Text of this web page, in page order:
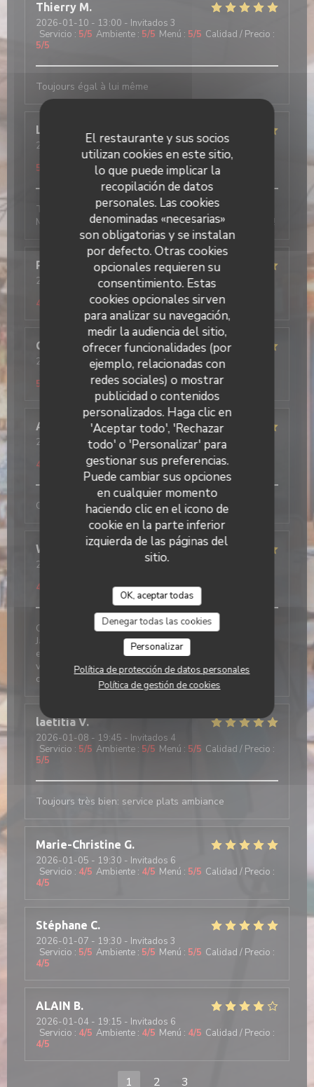
El restaurante y sus socios
utilizan cookies en este sitio,
lo que puede implicar la
recopilación de datos
personales. Las cookies
denominadas «necesarias»
son obligatorias y se instalan
por defecto. Otras cookies
opcionales requieren su
consentimiento. Estas
cookies opcionales sirven
para analizar su navegación,
medir la audiencia del sitio,
ofrecer funcionalidades (por
ejemplo, relacionadas con
redes sociales) o mostrar
publicidad o contenidos
personalizados. Haga clic en
'Aceptar todo', 'Rechazar
todo' o 'Personalizar' para
gestionar sus preferencias.
Puede cambiar sus opciones
en cualquier momento
haciendo clic en el icono de
cookie en la parte inferior
izquierda de las páginas del
sitio.
OK, aceptar todas
Denegar todas las cookies
Personalizar
Política de protección de datos personales
Política de gestión de cookies
Thierry M
2026-01-10 - 13:00 - Invitados 3
Servicio : 5/5 Ambiente : 5/5 Menú : 5/5 Calidad / Precio :
5/5
Toujours égal à lui même
Luis
2026-01-10- 12:45 - Invitados 2
5/5 Ambiente:5/5 Menú :5/5 Calidad / Precio
5
Tout est très bon, l’accueil, les plats et le service.
Mention excellent pour le tiramisu pistache, un régal !
Pascal
2026-01-10
- 19:00 - Invitados 2
Ambiente /5 Menú /5
4
Cécilia
2026-01-10 - 12:30 - Invitados 3
Ambiente 5 /5 Menú Calidad / Precio
5
Alan
2026-01-09- 20:00 - Invitados 2
Ambiente Menú: Calidad / Precio
4
Comme tjs, convivial et excellent
Wolfgang F
2026-01-09
- 12:30 - Invitados 2
4
Cela fait 20 ans que j‘y vais, seul et avec des amis….
Jamais déçu. Les suggestions Du jours sont parfaites
et présentées comme il le faut… service adorable et
vu l‘affluence parfois un peu débordé…ambiance
chalet et cosy
laetitia V
2026-01-08 - 19:45 - Invitados 4
Servicio : 5/5 Ambiente : 5/5 Menú : 5/5 Calidad / Precio :
5/5
Toujours très bien: service plats ambiance
Marie-Christine G
2026-01-05 - 19:30 - Invitados 6
Servicio : 4/5 Ambiente : 4/5 Menú : 5/5 Calidad / Precio :
4/5
Stéphane C
2026-01-07 - 19:30 - Invitados 3
Servicio : 5/5 Ambiente : 5/5 Menú : 5/5 Calidad / Precio :
4/5
ALAIN B
2026-01-04 - 19:15 - Invitados 6
Servicio : 4/5 Ambiente : 4/5 Menú : 4/5 Calidad / Precio :
4/5
1 2 3
Il Caravaggio